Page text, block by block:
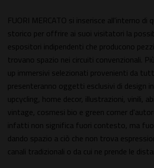
FUORI MERCATO si inserisce all'interno di
storico per offrire ai suoi visitatori la
espositori indipendenti che producono
trovano spazio nei circuiti convenzionali.
up immersivi selezionati provenienti da
presenteranno oggetti esclusivi di design
upcycling, home decor, illustrazioni, vinili,
vintage, cosmesi bio e green corner
infatti non significa fuori contesto, ma
dando spazio a ciò che non trova
canali tradizionali o da cui ne prende le